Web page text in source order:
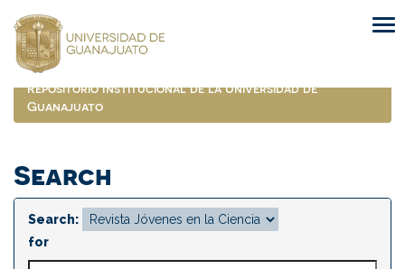
navigation
Repositorio Institucional de la Universidad de
Guanajuato
Search
Search:
for